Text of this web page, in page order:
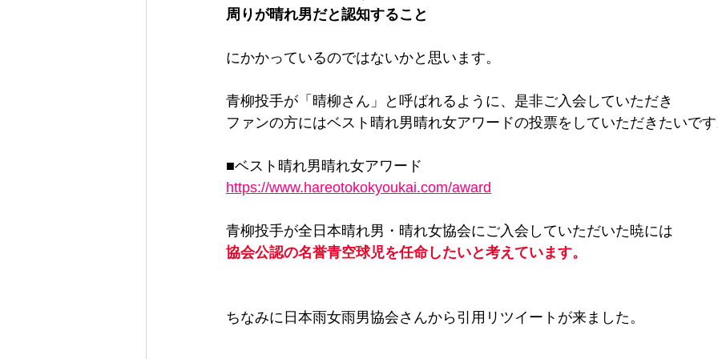
周りが晴れ男だと認知すること
にかかっているのではないかと思います。
青柳投手が「晴柳さん」と呼ばれるように、是非ご入会していただき
ファンの方にはベスト晴れ男晴れ女アワードの投票をしていただきたいで
■ベスト晴れ男晴れ女アワード
https://www.hareotokokyoukai.com/award
青柳投手が全日本晴れ男・晴れ女協会にご入会していただいた暁には
協会公認の名誉青空球児を任命したいと考えています。
ちなみに日本雨女雨男協会さんから引用リツイートが来ました。